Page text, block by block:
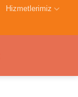
Hizmetlerimiz